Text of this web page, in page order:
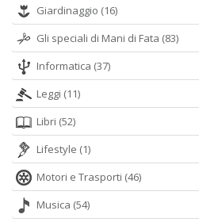
Giardinaggio (16)
Gli speciali di Mani di Fata (83)
Informatica (37)
Leggi (11)
Libri (52)
Lifestyle (1)
Motori e Trasporti (46)
Musica (54)